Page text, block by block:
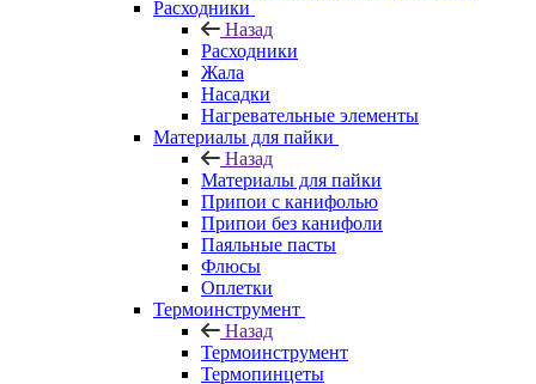
Расходники
Назад
Расходники
Жала
Насадки
Нагревательные элементы
Материалы для пайки
Назад
Материалы для пайки
Припои с канифолью
Припои без канифоли
Паяльные пасты
Флюсы
Оплетки
Термоинструмент
Назад
Термоинструмент
Термопинцеты